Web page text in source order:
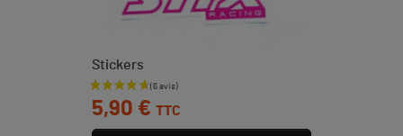
Stickers
Prix
5,90 € TTC